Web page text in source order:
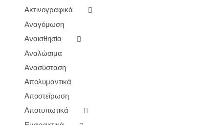
Ακτινογραφικά
Αναγόμωση
Αναισθησία
Αναλώσιμα
Ανασύσταση
Απολυμαντικά
Αποστείρωση
Αποτυπωτικά